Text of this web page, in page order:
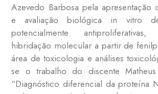
Azevedo Barbosa pela apresentação
e avaliação biológica in vitro de
potencialmente
hibridação molecular a partir de
área de toxicologia e análises
se o trabalho do discente
“Diagnóstico diferencial da proteína